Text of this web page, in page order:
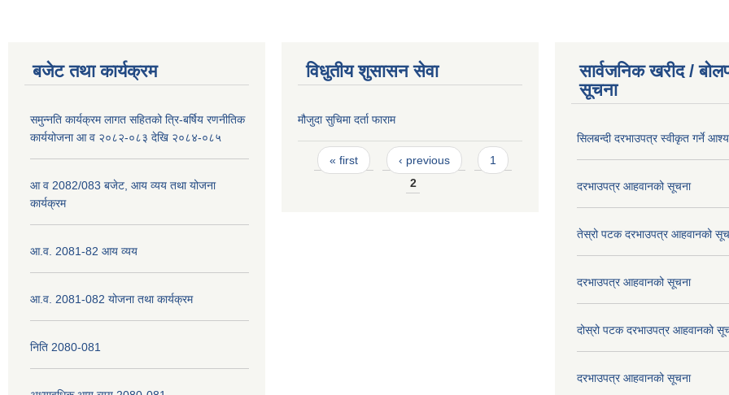
बजेट तथा कार्यक्रम
समुन्नति कार्यक्रम लागत सहितको त्रि-बर्षिय रणनीतिक
कार्ययोजना आ व २०८२-०८३ देखि २०८४-०८५
आ व 2082/083 बजेट, आय व्यय तथा योजना
कार्यक्रम
आ.व. 2081-82 आय व्यय
आ.व. 2081-082 योजना तथा कार्यक्रम
निति 2080-081
विधुतीय शुसासन सेवा
मौजुदा सुचिमा दर्ता फाराम
Pages
« first ‹ previous
1
2
सार्वजनिक खरीद /
सूचना
सिलबन्दी दरभाउपत्र स्वीकृत गर्ने
दरभाउपत्र आहवानको सूचना
तेस्रो पटक दरभाउपत्र आहवानको
दरभाउपत्र आहवानको सूचना
दोस्रो पटक दरभाउपत्र आहवानको
दरभाउपत्र आहवानको सूचना